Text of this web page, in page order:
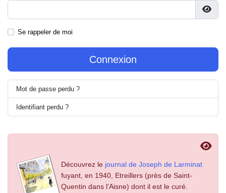
Se rappeler de moi
Connexion
Mot de passe perdu ?
Identifiant perdu ?
Découvrez le journal de Joseph de Larminat
fuyant, en 1940, Etreillers (près de Saint-
Quentin dans l'Aisne) dont il est le curé.